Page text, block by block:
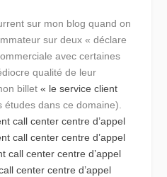
sur mon blog quand on
sur deux « déclare
avec certaines
qualité de leur
billet« le service client
études dans ce domaine).
call center centre d’appel
call center centre d’appel
call center centre d’appel
center centre d’appel